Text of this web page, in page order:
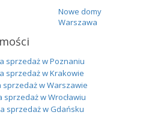
Nowe domy
Warszawa
sprzedaż w Poznaniu
sprzedaż w Krakowie
w Warszawie
w Wrocławiu
sprzedaż w Gdańsku